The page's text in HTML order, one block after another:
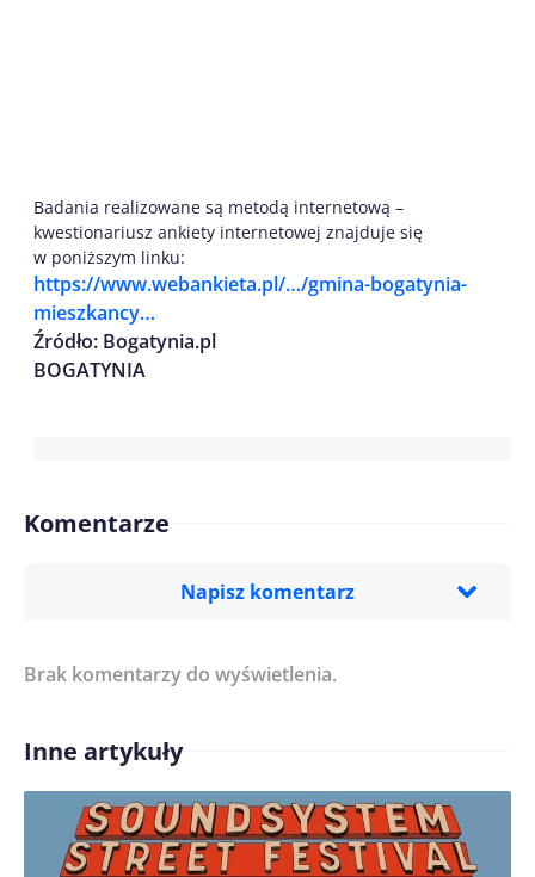
Badania realizowane są metodą internetową –
kwestionariusz ankiety internetowej znajduje się
w poniższym linku:
https://www.webankieta.pl/…/gmina-bogatynia-
mieszkancy…
Źródło: Bogatynia.pl
BOGATYNIA
Komentarze
Napisz komentarz
Treść komentarza*
Imię/ Nick*
Brak komentarzy do wyświetlenia.
Inne artykuły